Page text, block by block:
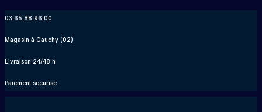
contenu
03 65 88 96 00
Magasin à Gauchy (02)
Livraison 24/48 h
Paiement sécurisé